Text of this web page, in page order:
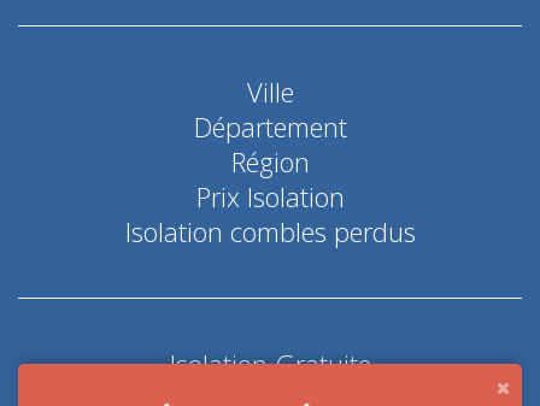
Ville
Département
Région
Prix Isolation
Isolation combles perdus
Isolation Gratuite
Coup de pouce économie d'énergie